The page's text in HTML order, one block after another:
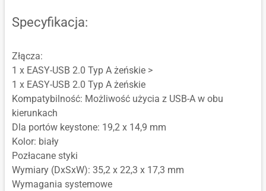
Specyfikacja:
Złącza:
1 x EASY-USB 2.0 Typ A żeńskie >
1 x EASY-USB 2.0 Typ A żeńskie
Kompatybilność: Możliwość użycia z USB-A w obu
kierunkach
Dla portów keystone: 19,2 x 14,9 mm
Kolor: biały
Pozłacane styki
Wymiary (DxSxW): 35,2 x 22,3 x 17,3 mm
Wymagania systemowe